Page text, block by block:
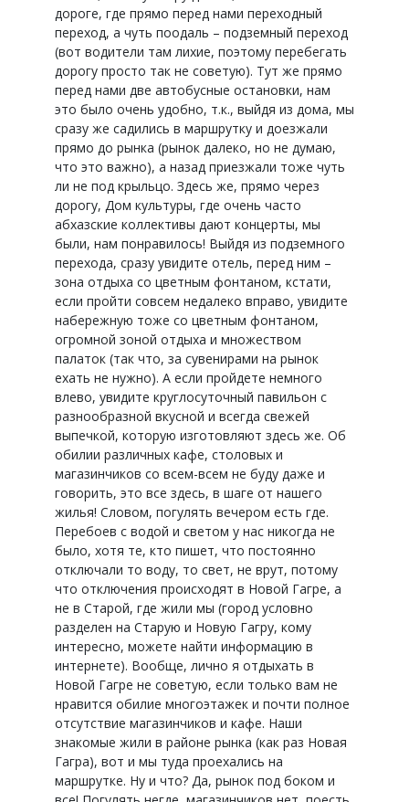
дороге, где прямо перед нами переходный
переход, а чуть поодаль – подземный переход
(вот водители там лихие, поэтому перебегать
дорогу просто так не советую). Тут же прямо
перед нами две автобусные остановки, нам
это было очень удобно, т.к., выйдя из дома, мы
сразу же садились в маршрутку и доезжали
прямо до рынка (рынок далеко, но не думаю,
что это важно), а назад приезжали тоже чуть
ли не под крыльцо. Здесь же, прямо через
дорогу, Дом культуры, где очень часто
абхазские коллективы дают концерты, мы
были, нам понравилось! Выйдя из подземного
перехода, сразу увидите отель, перед ним –
зона отдыха со цветным фонтаном, кстати,
если пройти совсем недалеко вправо, увидите
набережную тоже со цветным фонтаном,
огромной зоной отдыха и множеством
палаток (так что, за сувенирами на рынок
ехать не нужно). А если пройдете немного
влево, увидите круглосуточный павильон с
разнообразной вкусной и всегда свежей
выпечкой, которую изготовляют здесь же. Об
обилии различных кафе, столовых и
магазинчиков со всем-всем не буду даже и
говорить, это все здесь, в шаге от нашего
жилья! Словом, погулять вечером есть где.
Перебоев с водой и светом у нас никогда не
было, хотя те, кто пишет, что постоянно
отключали то воду, то свет, не врут, потому
что отключения происходят в Новой Гагре, а
не в Старой, где жили мы (город условно
разделен на Старую и Новую Гагру, кому
интересно, можете найти информацию в
интернете). Вообще, лично я отдыхать в
Новой Гагре не советую, если только вам не
нравится обилие многоэтажек и почти полное
отсутствие магазинчиков и кафе. Наши
знакомые жили в районе рынка (как раз Новая
Гагра), вот и мы туда проехались на
маршрутке. Ну и что? Да, рынок под боком и